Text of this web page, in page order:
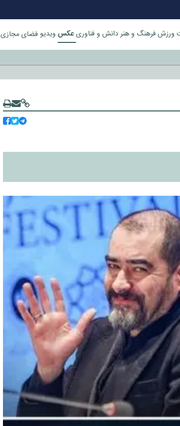
ورزشفرهنگ و هنردانش و فناوریعکس ویدیوفضای مجازی